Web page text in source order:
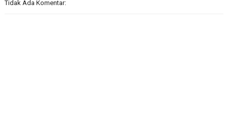
Tidak Ada Komentar: